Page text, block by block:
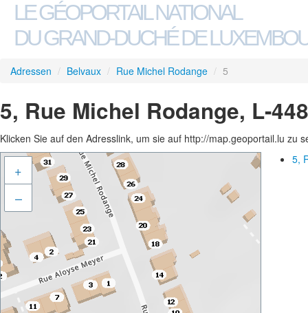
LE GÉOPORTAIL NATIONAL
DU GRAND-DUCHÉ DE
Adressen / Belvaux / Rue Michel Rodange / 5
5, Rue Michel Rodange, L-
Klicken Sie auf den Adresslink, um sie auf http://map.geoportail.lu zu
+
–
5,